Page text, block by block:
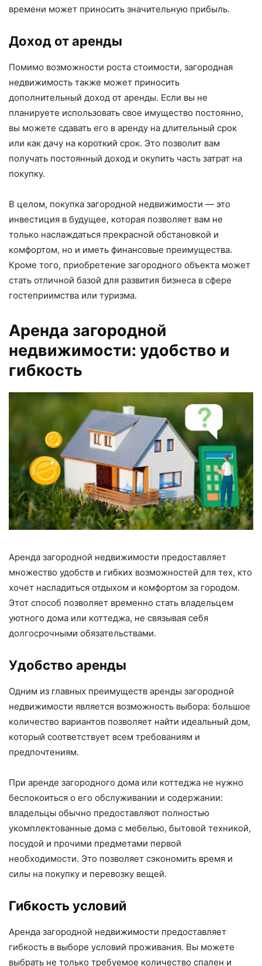
времени может приносить значительную прибыль.
Доход от аренды
Помимо возможности роста стоимости, загородная
недвижимость также может приносить
дополнительный доход от аренды. Если вы не
планируете использовать свое имущество постоянно,
вы можете сдавать его в аренду на длительный срок
или как дачу на короткий срок. Это позволит вам
получать постоянный доход и окупить часть затрат на
покупку.
В целом, покупка загородной недвижимости — это
инвестиция в будущее, которая позволяет вам не
только наслаждаться прекрасной обстановкой и
комфортом, но и иметь финансовые преимущества.
Кроме того, приобретение загородного объекта может
стать отличной базой для развития бизнеса в сфере
гостеприимства или туризма.
Аренда загородной
недвижимости: удобство и
гибкость
Аренда загородной недвижимости предоставляет
множество удобств и гибких возможностей для тех, кто
хочет насладиться отдыхом и комфортом за городом.
Этот способ позволяет временно стать владельцем
уютного дома или коттеджа, не связывая себя
долгосрочными обязательствами.
Удобство аренды
Одним из главных преимуществ аренды загородной
недвижимости является возможность выбора: большое
количество вариантов позволяет найти идеальный дом,
который соответствует всем требованиям и
предпочтениям.
При аренде загородного дома или коттеджа не нужно
беспокоиться о его обслуживании и содержании:
владельцы обычно предоставляют полностью
укомплектованные дома с мебелью, бытовой техникой,
посудой и прочими предметами первой
необходимости. Это позволяет сэкономить время и
силы на покупку и перевозку вещей.
Гибкость условий
Аренда загородной недвижимости предоставляет
гибкость в выборе условий проживания. Вы можете
выбрать не только требуемое количество спален и